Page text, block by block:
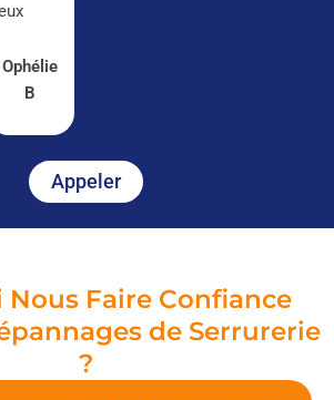
Ophélie
B
Appeler
Faire Confiance
de Serrurerie
?